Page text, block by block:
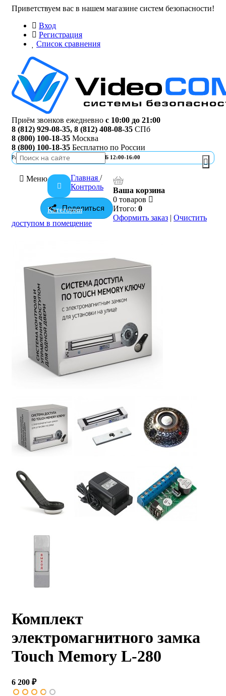
Приветствуем вас в нашем магазине систем безопасности!
Вход
Регистрация
Список сравнения
Приём звонков ежедневно с 10:00 до 21:00
8 (812) 929-08-35, 8 (812) 408-08-35 СПб
8 (800) 100-18-35 Москва
8 (800) 100-18-35 Бесплатно по России
Работа офисаПН-ПТ 10:00-19:00 | СБ 12:00-16:00
Меню
Категории
Ваша корзина
0 товаров
Итого: 0
Оформить заказ | Очистить
Поделиться
Главная /
Контроль
доступом в помещение
Комплект
электромагнитного замка
Touch Memory L-280
6 200 ₽